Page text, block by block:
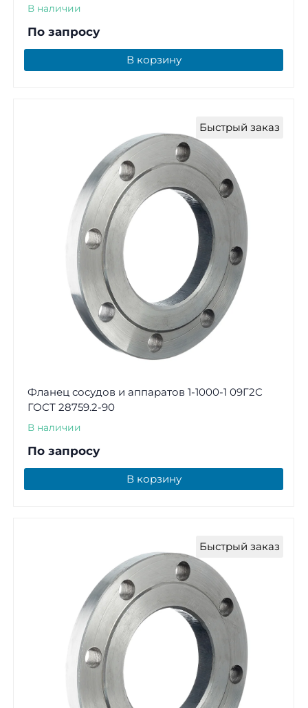
В наличии
По запросу
В корзину
Быстрый заказ
Фланец сосудов и аппаратов 1-1000-1 09Г2С
ГОСТ 28759.2-90
В наличии
По запросу
В корзину
Быстрый заказ